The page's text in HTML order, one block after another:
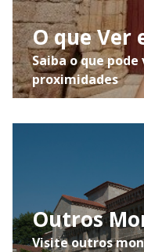
O que Ver
Saiba o que
proximidades
Outros
Visite outros